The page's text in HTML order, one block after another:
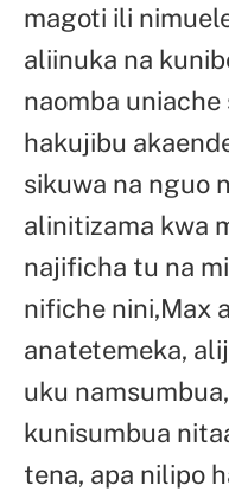
magoti ili
aliinuka na
naomba
hakujibu
sikuwa na nguo
alinitizama kwa
najificha tu na
nifiche nini,Max
anatetemeka,
uku
kunisumbua
tena, apa nilipo